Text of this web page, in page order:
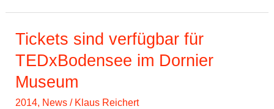
TEDxBodensee
Talks
Tickets sind verfügbar für
TEDxBodensee im Dornier
Museum
2014, News / Klaus Reichert